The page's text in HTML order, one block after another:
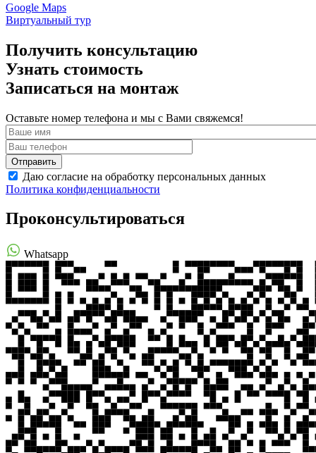
Google Maps
Виртуальный тур
Получить консультацию
Узнать стоимость
Записаться на монтаж
Оставьте номер телефона и мы с Вами свяжемся!
Даю согласие на обработку персональных данных
Политика конфиденциальности
Проконсультироваться
Whatsapp